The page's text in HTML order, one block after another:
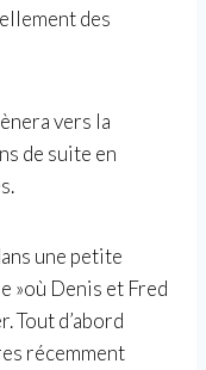
des
vers la
de suite en
une petite
»où Denis et Fred
Tout d’abord
récemment